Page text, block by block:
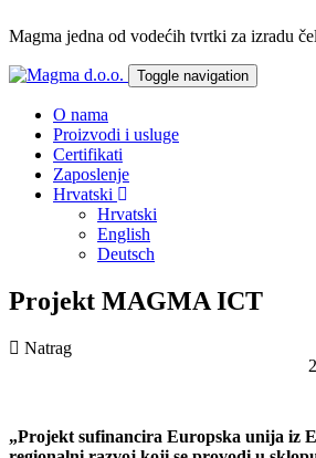
Magma jedna od vodećih tvrtki za izradu
Toggle navigation
O nama
Proizvodi i usluge
Certifikati
Zaposlenje
Hrvatski
Hrvatski
English
Deutsch
Projekt MAGMA ICT
Natrag
„Projekt sufinancira Europska unija iz